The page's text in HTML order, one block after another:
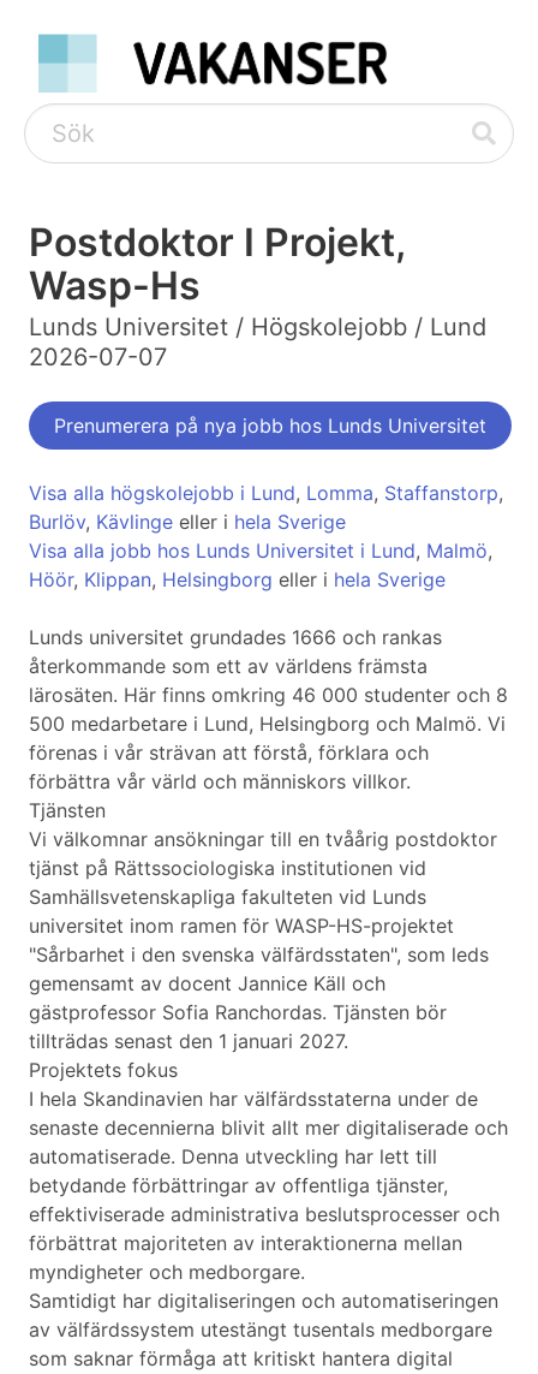
Postdoktor I Projekt,
Wasp-Hs
Lunds Universitet / Högskolejobb / Lund
2026-07-07
Prenumerera på nya jobb hos Lunds Universitet
Visa alla högskolejobb i Lund, Lomma, Staffanstorp,
Burlöv, Kävlinge eller i hela Sverige
Visa alla jobb hos Lunds Universitet i Lund, Malmö,
Höör, Klippan, Helsingborg eller i hela Sverige
Lunds universitet grundades 1666 och rankas
återkommande som ett av världens främsta
lärosäten. Här finns omkring 46 000 studenter och 8
500 medarbetare i Lund, Helsingborg och Malmö. Vi
förenas i vår strävan att förstå, förklara och
förbättra vår värld och människors villkor.
Tjänsten
Vi välkomnar ansökningar till en tvåårig postdoktor
tjänst på Rättssociologiska institutionen vid
Samhällsvetenskapliga fakulteten vid Lunds
universitet inom ramen för WASP-HS-projektet
"Sårbarhet i den svenska välfärdsstaten", som leds
gemensamt av docent Jannice Käll och
gästprofessor Sofia Ranchordas. Tjänsten bör
tillträdas senast den 1 januari 2027.
Projektets fokus
I hela Skandinavien har välfärdsstaterna under de
senaste decennierna blivit allt mer digitaliserade och
automatiserade. Denna utveckling har lett till
betydande förbättringar av offentliga tjänster,
effektiviserade administrativa beslutsprocesser och
förbättrat majoriteten av interaktionerna mellan
myndigheter och medborgare.
Samtidigt har digitaliseringen och automatiseringen
av välfärdssystem utestängt tusentals medborgare
som saknar förmåga att kritiskt hantera digital